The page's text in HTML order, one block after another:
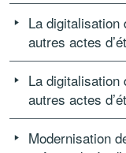
La
autres actes
La
autres actes
Modernisation